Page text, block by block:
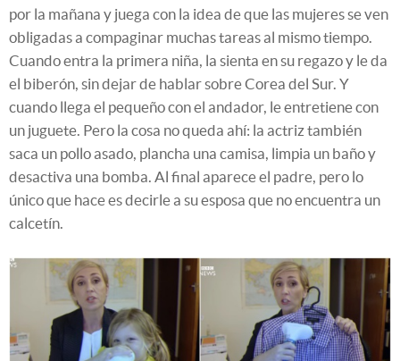
por la mañana y juega con la idea de que las mujeres se ven
obligadas a compaginar muchas tareas al mismo tiempo.
Cuando entra la primera niña, la sienta en su regazo y le da
el biberón, sin dejar de hablar sobre Corea del Sur. Y
cuando llega el pequeño con el andador, le entretiene con
un juguete. Pero la cosa no queda ahí: la actriz también
saca un pollo asado, plancha una camisa, limpia un baño y
desactiva una bomba. Al final aparece el padre, pero lo
único que hace es decirle a su esposa que no encuentra un
calcetín.